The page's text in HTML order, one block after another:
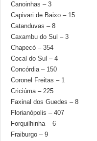
Canoinhas – 3
Capivari de Baixo – 15
Catanduvas – 8
Caxambu do Sul – 3
Chapecó – 354
Cocal do Sul – 4
Concórdia – 150
Coronel Freitas – 1
Criciúma – 225
Faxinal dos Guedes – 8
Florianópolis – 407
Forquilhinha – 6
Fraiburgo – 9